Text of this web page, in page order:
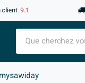
client:9.1